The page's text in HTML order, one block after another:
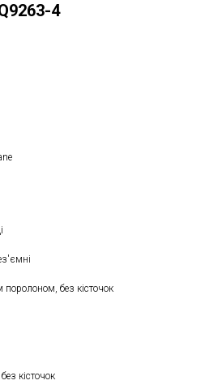
4
без кісточок
кісточок